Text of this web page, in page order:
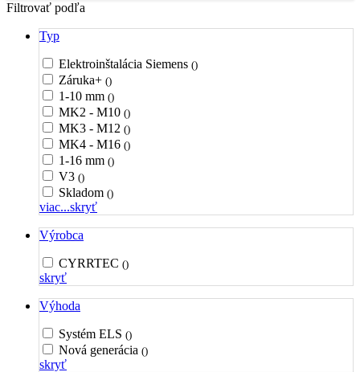
Filtrovať podľa
Typ
Elektroinštalácia Siemens ()
Záruka+ ()
1-10 mm ()
MK2 - M10 ()
MK3 - M12 ()
MK4 - M16 ()
1-16 mm ()
V3 ()
Skladom ()
viac...skryť
Výrobca
CYRRTEC ()
skryť
Výhoda
Systém ELS ()
Nová generácia ()
skryť